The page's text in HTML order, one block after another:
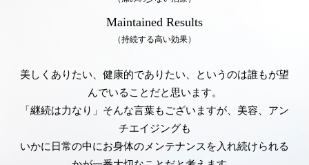
Maintained Results
（持続する高い効果）
美しくありたい、健康的でありたい、というのは誰もが望
んでいることだと思います。
「継続は力なり」そんな言葉もございますが、美容、アン
チエイジングも
いかに日常の中にお身体のメンテナンスを入れ続けられる